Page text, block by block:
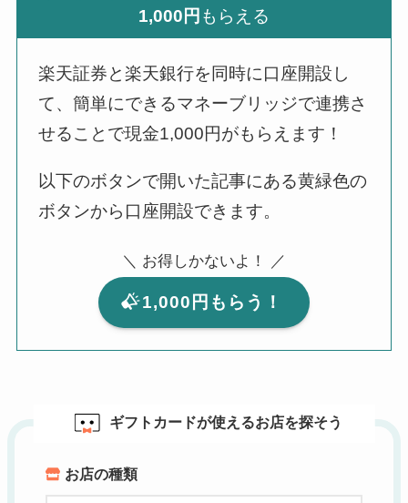
1,000円 もらえる
楽天証券と楽天銀行を同時に口座開設し
て、簡単にできるマネーブリッジで連携さ
せることで現金1,000円がもらえます！
以下のボタンで開いた記事にある黄緑色の
ボタンから口座開設できます。
＼ お得しかないよ！ ／
1,000円もらう！
ギフトカードが使えるお店を探そう
お店の種類